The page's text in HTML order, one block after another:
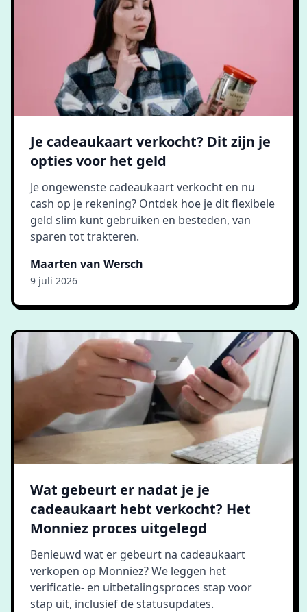
Je cadeaukaart verkocht? Dit zijn je
opties voor het geld
Je ongewenste cadeaukaart verkocht en nu
cash op je rekening? Ontdek hoe je dit flexibele
geld slim kunt gebruiken en besteden, van
sparen tot trakteren.
Maarten van Wersch
9 juli 2026
Wat gebeurt er nadat je je
cadeaukaart hebt verkocht? Het
Monniez proces uitgelegd
Benieuwd wat er gebeurt na cadeaukaart
verkopen op Monniez? We leggen het
verificatie- en uitbetalingsproces stap voor
stap uit, inclusief de statusupdates.